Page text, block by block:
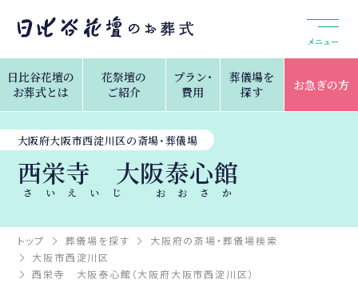
メニュー
日比谷花壇の
お葬式とは
花祭壇の
ご紹介
プラン・
費用
葬儀場を
探す
お急ぎの方
大阪府大阪市西淀川区の斎場・葬儀場
西栄寺 大阪泰心館
さいえいじ おおさか
トップ 葬儀場を探す
大阪府の斎場・葬儀場検索
大阪市西淀川区
西栄寺 大阪泰心館（大阪府大阪市西淀川区）